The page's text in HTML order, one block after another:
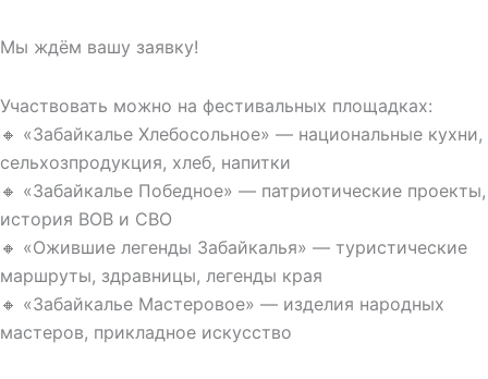
Мы ждём вашу заявку!
Участвовать можно на фестивальных площадках:
🔸 «Забайкалье Хлебосольное» — национальные кухни,
сельхозпродукция, хлеб, напитки
🔸 «Забайкалье Победное» — патриотические проекты,
история ВОВ и СВО
🔸 «Ожившие легенды Забайкалья» — туристические
маршруты, здравницы, легенды края
🔸 «Забайкалье Мастеровое» — изделия народных
мастеров, прикладное искусство